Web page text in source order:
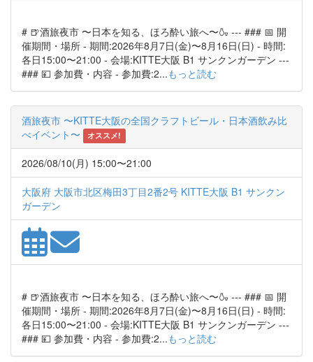
# 🍺酒旅夜市 〜日本を知る、ほろ酔い旅へ〜🍶 --- ### 📅 開
催期間・場所 - 期間:2026年8月7日(金)〜8月16日(日) - 時間:
各日15:00〜21:00 - 会場:KITTE大阪 B1 サンクンガーデン ---
### 💴 参加費・内容 - 参加費:2...もっと読む
酒旅夜市 〜KITTE大阪の全国クラフトビール・日本酒飲み比
べイベント〜
オススメ!
2026/08/10(月) 15:00〜21:00
大阪府 大阪市北区梅田3丁目2番2号 KITTE大阪 B1 サンクン
ガーデン
# 🍺酒旅夜市 〜日本を知る、ほろ酔い旅へ〜🍶 --- ### 📅 開
催期間・場所 - 期間:2026年8月7日(金)〜8月16日(日) - 時間:
各日15:00〜21:00 - 会場:KITTE大阪 B1 サンクンガーデン ---
### 💴 参加費・内容 - 参加費:2...もっと読む